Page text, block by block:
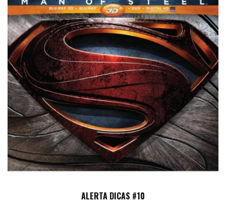
ALERTA DICAS #10